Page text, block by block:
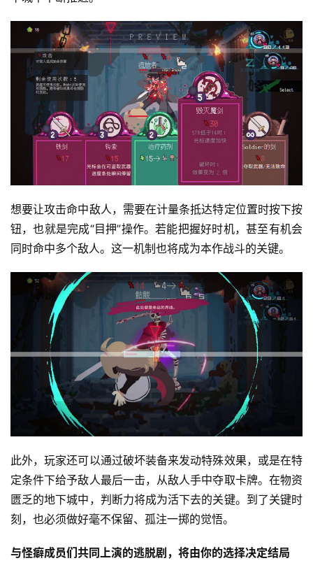
5
第
三
7
月
3
日
游
上
海
站
中
文
想要让攻击命中敌人，需要在计量条抵达特定位置时按下按
钮，也就是完成“目押”操作。若能把握好时机，甚至有机会
同时命中多个敌人。这一机制也将成为本作战斗的关键。
此外，玩家还可以通过破坏装备来发动特殊效果，或是在特
定条件下给予敌人最后一击，从敌人手中夺取卡牌。在物资
匮乏的地下城中，判断力将成为活下去的关键。到了关键时
刻，也必须做好毫不保留、孤注一掷的觉悟。
与怪癖成员们共同上演的逃脱剧，将由你的选择决定结局